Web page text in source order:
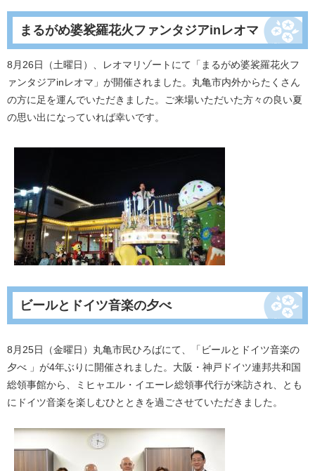
まるがめ婆裟羅花火ファンタジアinレオマ
8月26日（土曜日）、レオマリゾートにて「まるがめ婆裟羅花火フ
ァンタジアinレオマ」が開催されました。丸亀市内外からたくさん
の方に足を運んでいただきました。ご来場いただいた方々の良い夏
の思い出になっていれば幸いです。
ビールとドイツ音楽の夕べ
8月25日（金曜日）丸亀市民ひろばにて、「ビールとドイツ音楽の
夕べ 」が4年ぶりに開催されました。大阪・神戸ドイツ連邦共和国
総領事館から、ミヒャエル・イエーレ総領事代行が来訪され、とも
にドイツ音楽を楽しむひとときを過ごさせていただきました。